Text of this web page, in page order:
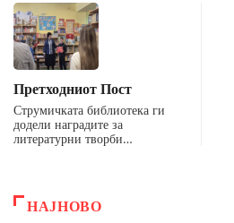
Претходниот Пост
Струмичката библиотека ги
додели наградите за
литературни творби…
НАЈНОВО